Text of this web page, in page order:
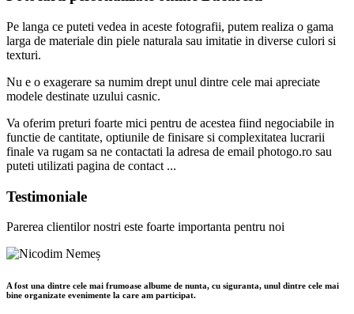
Pe langa ce puteti vedea in aceste fotografii, putem realiza o gama
larga de materiale din piele naturala sau imitatie in diverse culori si
texturi.
Nu e o exagerare sa numim drept unul dintre cele mai apreciate
modele destinate uzului casnic.
Va oferim preturi foarte mici pentru de acestea fiind negociabile in
functie de cantitate, optiunile de finisare si complexitatea lucrarii
finale va rugam sa ne contactati la adresa de email photogo.ro sau
puteti utilizati pagina de contact ...
Testimoniale
Parerea clientilor nostri este foarte importanta pentru noi
A fost una dintre cele mai frumoase albume de nunta, cu siguranta, unul dintre cele mai
bine organizate evenimente la care am participat.